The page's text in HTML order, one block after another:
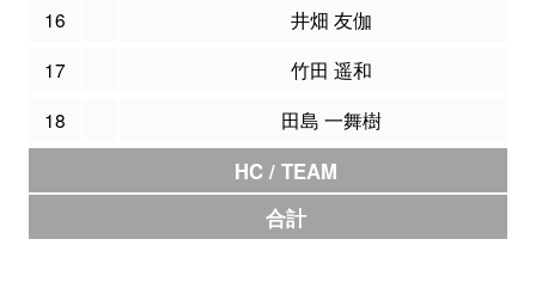
16
井畑 友伽
17
竹田 遥和
18
田島 一舞樹
HC / TEAM
合計